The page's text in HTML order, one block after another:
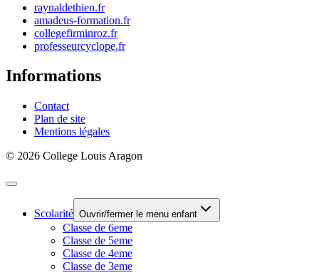
raynaldethien.fr
amadeus-formation.fr
collegefirminroz.fr
professeurcyclope.fr
Informations
Contact
Plan de site
Mentions légales
© 2026 College Louis Aragon
Scolarité Ouvrir/fermer le menu enfant
Classe de 6eme
Classe de 5eme
Classe de 4eme
Classe de 3eme